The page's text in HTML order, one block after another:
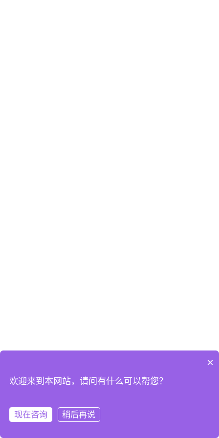
×
欢迎来到本网站，请问有什么可以帮您？
现在咨询 稍后再说